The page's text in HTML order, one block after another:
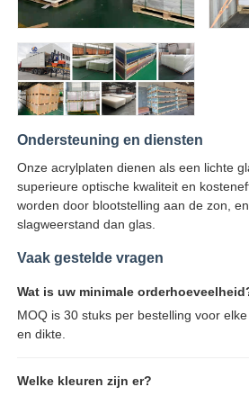
Ondersteuning en diensten
Onze acrylplaten dienen als een lichte
superieure optische kwaliteit en
worden door blootstelling aan de zon,
slagweerstand dan glas.
Vaak gestelde vragen
Wat is uw minimale
MOQ is 30 stuks per bestelling voor
en dikte.
Welke kleuren zijn er?